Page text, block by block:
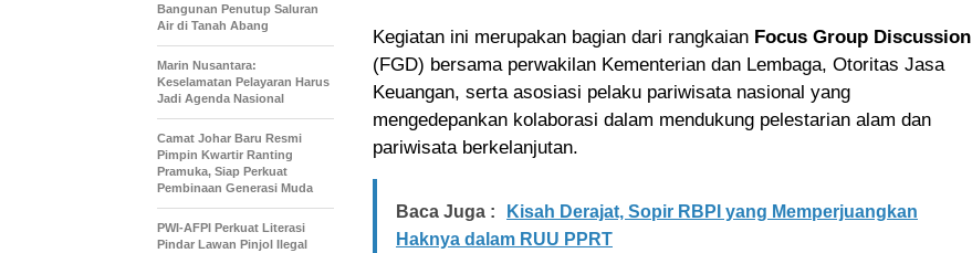
Kegiatan ini merupakan bagian dari rangkaian Focus Group Discussion
(FGD) bersama perwakilan Kementerian dan Lembaga, Otoritas Jasa
Keuangan, serta asosiasi pelaku pariwisata nasional yang
mengedepankan kolaborasi dalam mendukung pelestarian alam dan
pariwisata berkelanjutan.
Baca Juga :
Kisah Derajat, Sopir RBPI yang Memperjuangkan
Haknya dalam RUU PPRT
Bangunan Penutup Saluran
Air di Tanah Abang
Marin Nusantara:
Keselamatan Pelayaran Harus
Jadi Agenda Nasional
Camat Johar Baru Resmi
Pimpin Kwartir Ranting
Pramuka, Siap Perkuat
Pembinaan Generasi Muda
PWI-AFPI Perkuat Literasi
Pindar Lawan Pinjol Ilegal